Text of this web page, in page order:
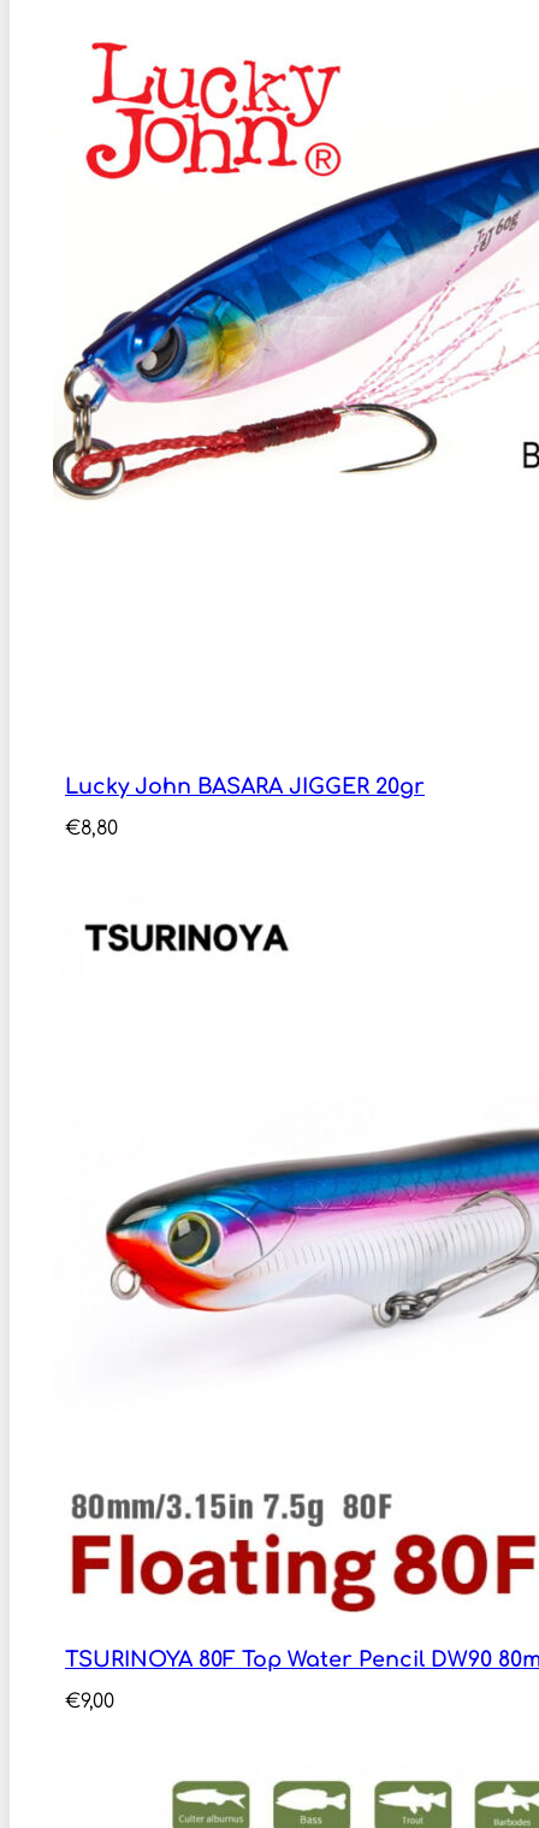
Lucky John BASARA JIGGER 20gr
€8,80
TSURINOYA 80F Top Water Pencil DW90
€9,00